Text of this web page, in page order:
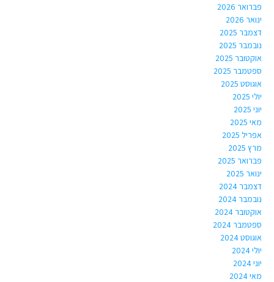
פברואר 2026
ינואר 2026
דצמבר 2025
נובמבר 2025
אוקטובר 2025
ספטמבר 2025
אוגוסט 2025
יולי 2025
יוני 2025
מאי 2025
אפריל 2025
מרץ 2025
פברואר 2025
ינואר 2025
דצמבר 2024
נובמבר 2024
אוקטובר 2024
ספטמבר 2024
אוגוסט 2024
יולי 2024
יוני 2024
מאי 2024